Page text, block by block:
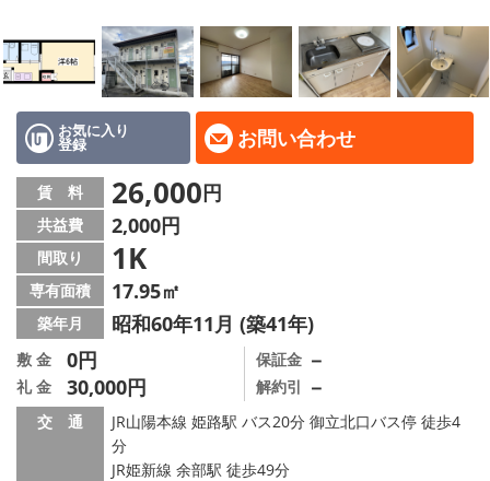
地図から探す
スタッフ
店舗情報·アクセス
会社概要
メールでお問い合わせ
お気に入り
登録 お問い合わせ
賃 料 26,000円
共益費 2,000円
間取り 1K
専有面積 17.95㎡
築年月 昭和60年11月 (築41年)
敷 金 0円
礼 金 30,000円
保証金 －
解約引 －
交 通
JR山陽本線 姫路駅 バス20分 御立北口バス停 徒歩4
分
JR姫新線 余部駅 徒歩49分